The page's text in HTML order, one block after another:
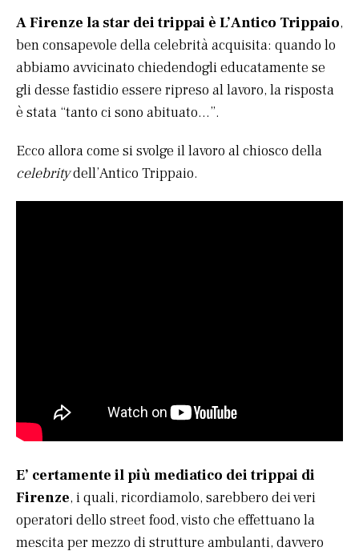
A Firenze la star dei trippai è L’Antico Trippaio,
ben consapevole della celebrità acquisita: quando lo
abbiamo avvicinato chiedendogli educatamente se
gli desse fastidio essere ripreso al lavoro, la risposta
è stata “tanto ci sono abituato…”.
Ecco allora come si svolge il lavoro al chiosco della
celebritydell’Antico Trippaio.
E’ certamente il più mediatico dei trippai di
Firenze, i quali, ricordiamolo, sarebbero dei veri
operatori dello street food, visto che effettuano la
mescita per mezzo di strutture ambulanti, davvero